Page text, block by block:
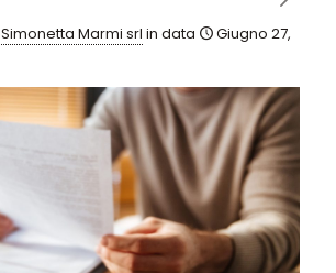
Simonetta Marmi srl in data
Giugno 27,